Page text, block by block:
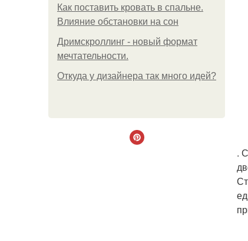
Как поставить кровать в спальне.
Влияние обстановки на сон
Дримскроллинг - новый формат
мечтательности.
Откуда у дизайнера так много идей?
.